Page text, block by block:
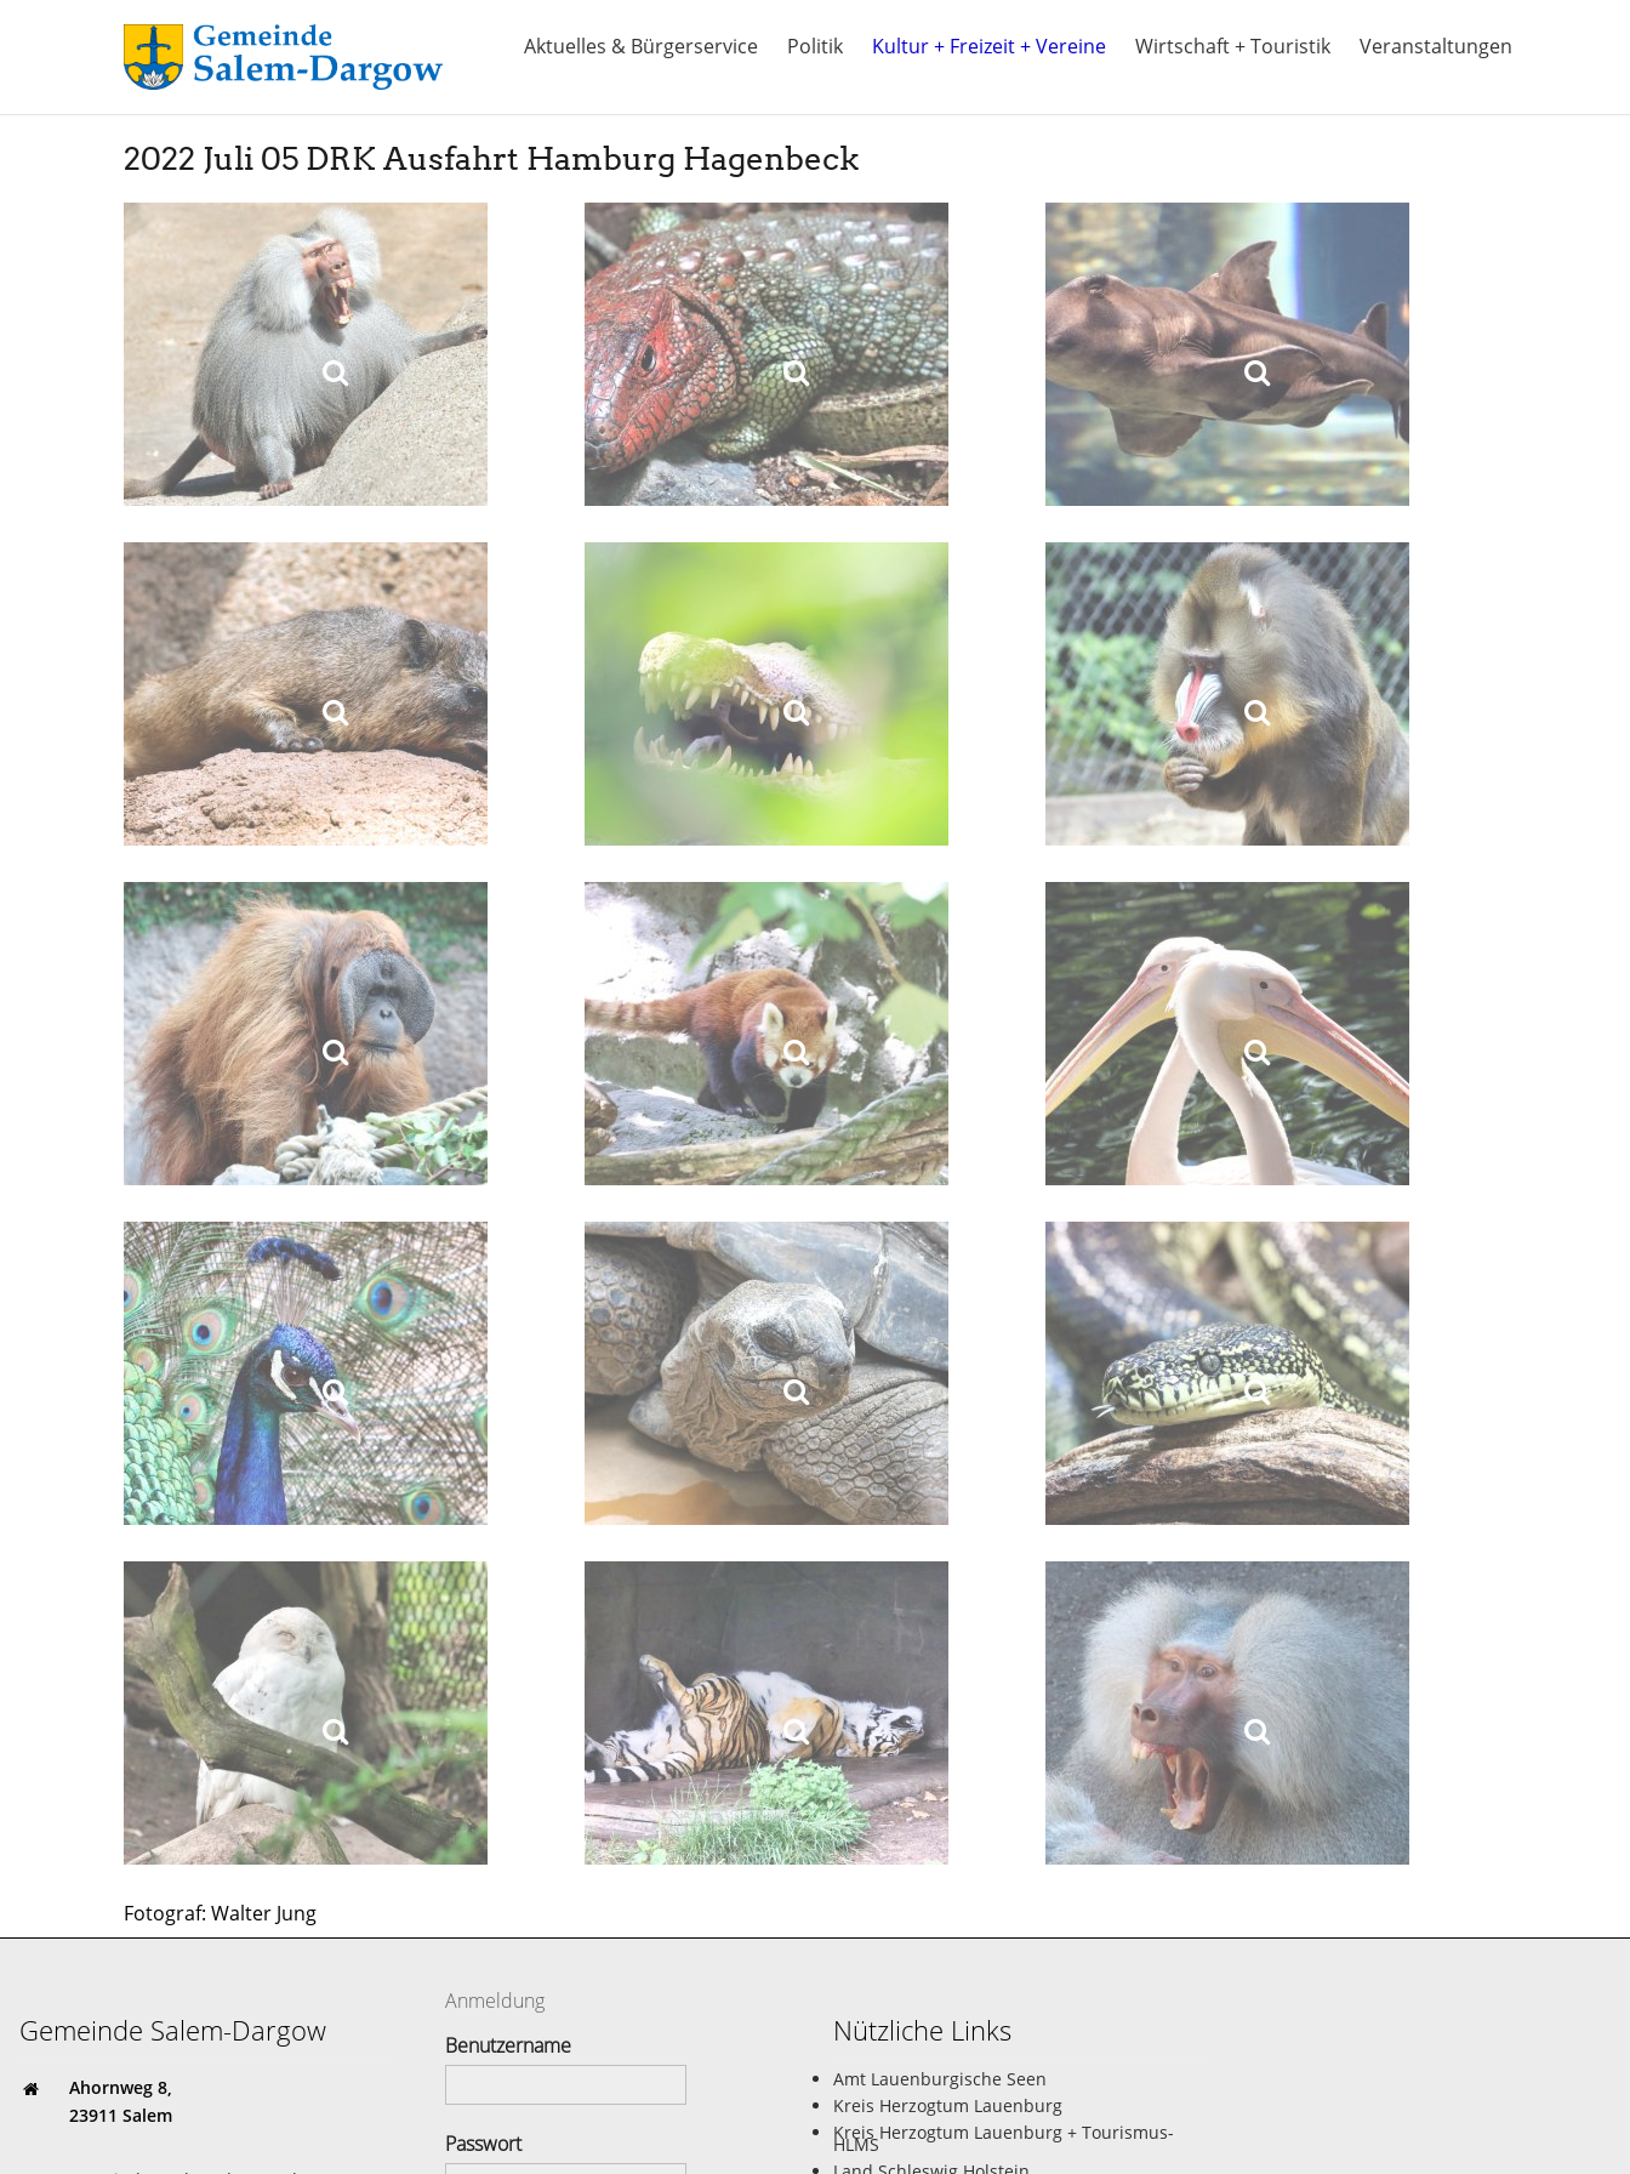
Aktuelles & Bürgerservice Politik Kultur + Freizeit + Vereine Wirtschaft + Touristik Veranstaltungen
2022 Juli 05 DRK Ausfahrt Hamburg Hagenbeck
Fotograf: Walter Jung
Gemeinde Salem-Dargow
Ahornweg 8,
23911 Salem
Anmeldung
Benutzername
Passwort
Nützliche Links
Amt Lauenburgische Seen
Kreis Herzogtum Lauenburg
Kreis Herzogtum Lauenburg + Tourismus-
HLMS